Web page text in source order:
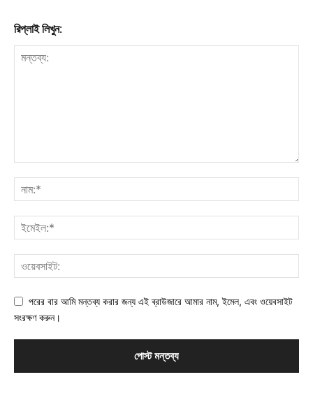
রিপ্লাই লিখুন:
পরের বার আমি মন্তব্য করার জন্য এই ব্রাউজারে আমার নাম, ইমেল, এবং ওয়েবসাইট
সংরক্ষণ করুন।